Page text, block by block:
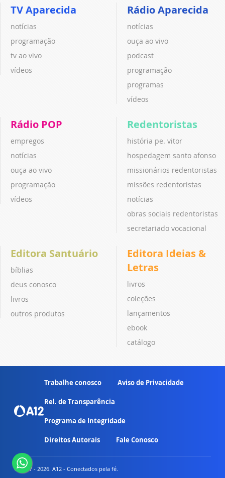
TV Aparecida
notícias
programação
tv ao vivo
vídeos
Rádio Aparecida
notícias
ouça ao vivo
podcast
programação
programas
vídeos
Rádio POP
empregos
notícias
ouça ao vivo
programação
vídeos
Redentoristas
história pe. vitor
hospedagem santo afonso
missionários redentoristas
missões redentoristas
notícias
obras sociais redentoristas
secretariado vocacional
Editora Santuário
bíblias
deus conosco
livros
outros produtos
Editora Ideias &
Letras
livros
coleções
lançamentos
ebook
catálogo
Trabalhe conosco Aviso de Privacidade
Rel. de Transparência
Programa de Integridade
Direitos Autorais Fale Conosco
© 2007 - 2026. A12 - Conectados pela fé.